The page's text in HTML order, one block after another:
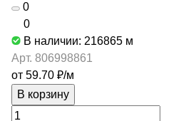
0
0
В наличии: 216865 м
Арт. 806998861
от 59.70 ₽/м
В корзину